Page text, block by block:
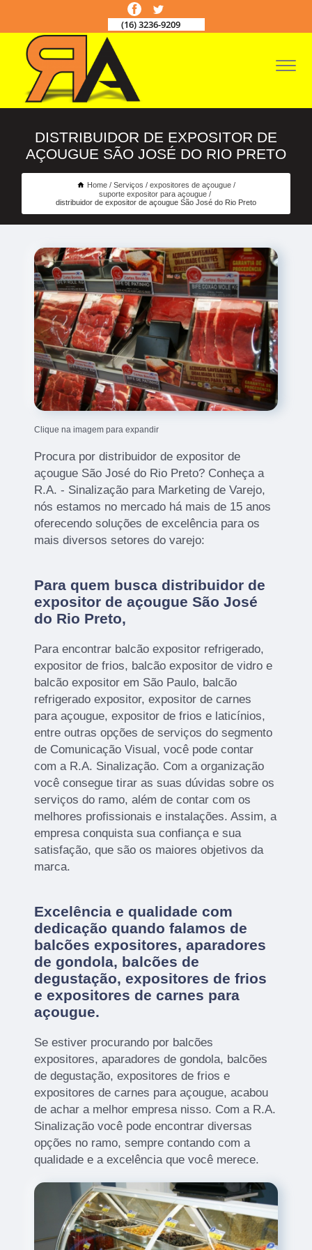
(16) 3236-9209
DISTRIBUIDOR DE EXPOSITOR DE
AÇOUGUE SÃO JOSÉ DO RIO PRETO
Home Serviços
expositores de açougue
suporte expositor para açougue
distribuidor de expositor de açougue São José do Rio Preto
Clique na imagem para expandir
Procura por distribuidor de expositor de
açougue São José do Rio Preto? Conheça a
R.A. - Sinalização para Marketing de Varejo,
nós estamos no mercado há mais de 15 anos
oferecendo soluções de excelência para os
mais diversos setores do varejo:
Para quem busca distribuidor de
expositor de açougue São José
do Rio Preto,
Para encontrar balcão expositor refrigerado,
expositor de frios, balcão expositor de vidro e
balcão expositor em São Paulo, balcão
refrigerado expositor, expositor de carnes
para açougue, expositor de frios e laticínios,
entre outras opções de serviços do segmento
de Comunicação Visual, você pode contar
com a R.A. Sinalização. Com a organização
você consegue tirar as suas dúvidas sobre os
serviços do ramo, além de contar com os
melhores profissionais e instalações. Assim, a
empresa conquista sua confiança e sua
satisfação, que são os maiores objetivos da
marca.
Excelência e qualidade com
dedicação quando falamos de
balcões expositores, aparadores
de gondola, balcões de
degustação, expositores de frios
e expositores de carnes para
açougue.
Se estiver procurando por balcões
expositores, aparadores de gondola, balcões
de degustação, expositores de frios e
expositores de carnes para açougue, acabou
de achar a melhor empresa nisso. Com a R.A.
Sinalização você pode encontrar diversas
opções no ramo, sempre contando com a
qualidade e a excelência que você merece.